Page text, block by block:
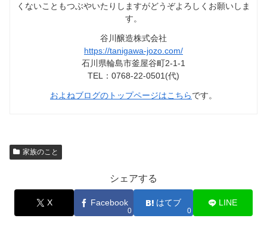
くないこともつぶやいたりしますがどうぞよろしくお願いしま
す。
谷川醸造株式会社
https://tanigawa-jozo.com/
石川県輪島市釜屋谷町2-1-1
TEL：0768-22-0501(代)
およねブログのトップページはこちらです。
家族のこと
シェアする
X Facebook
0
はてブ
0
LINE